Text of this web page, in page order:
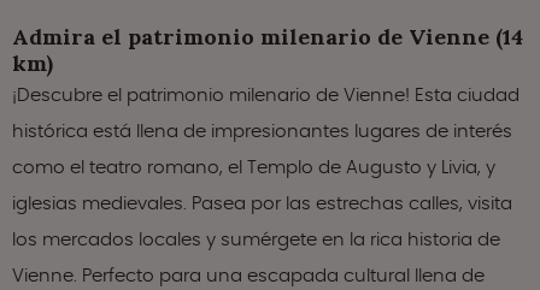
Admira el patrimonio milenario de Vienne (14
km)
¡Descubre el patrimonio milenario de Vienne! Esta ciudad
histórica está llena de impresionantes lugares de interés
como el teatro romano, el Templo de Augusto y Livia, y
iglesias medievales. Pasea por las estrechas calles, visita
los mercados locales y sumérgete en la rica historia de
Vienne. Perfecto para una escapada cultural llena de